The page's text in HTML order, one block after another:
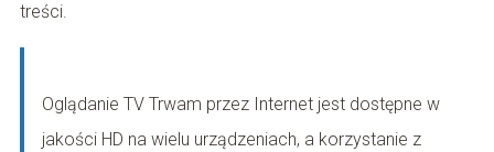
treści.
Oglądanie TV Trwam przez Internet jest dostępne w
jakości HD na wielu urządzeniach, a korzystanie z